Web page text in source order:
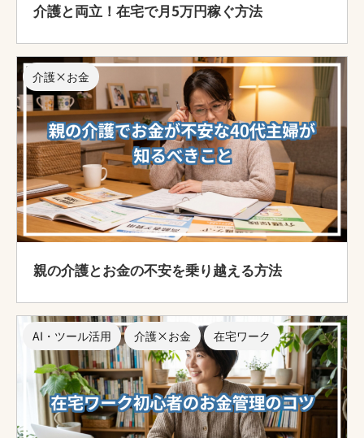
介護と両立！在宅で月5万円稼ぐ方法
介護×お金
親の介護とお金の不安を乗り越える方法
AI・ツール活用 介護×お金 在宅ワーク